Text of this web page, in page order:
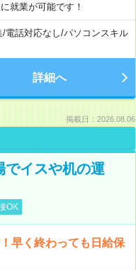
就業が可能です！
/電話対応なし/パソコンスキル
詳細へ
掲載日：2026.08.06
でイスや机の運
OK
早く終わっても日給保